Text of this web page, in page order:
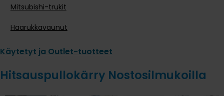
Mitsubishi-trukit
Haarukkavaunut
Käytetyt ja Outlet-tuotteet
Hitsauspullokärry Nostosilmukoilla